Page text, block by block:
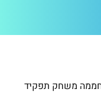
משחק תפקיד